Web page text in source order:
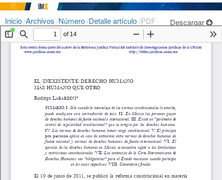
Inicio/Archivos /Número/Detalle artículo/PDF Descargar